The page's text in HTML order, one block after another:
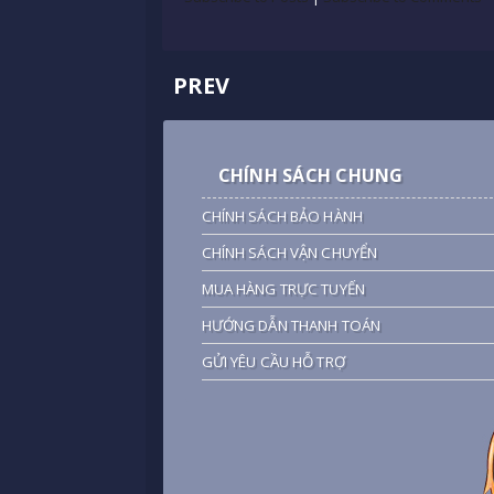
PREV
CHÍNH SÁCH CHUNG
CHÍNH SÁCH BẢO HÀNH
CHÍNH SÁCH VẬN CHUYỂN
MUA HÀNG TRỰC TUYẾN
HƯỚNG DẪN THANH TOÁN
GỬI YÊU CẦU HỖ TRỢ